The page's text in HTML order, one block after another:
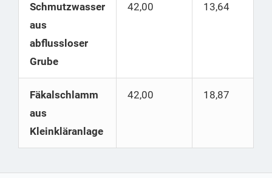
Schmutzwasser
aus
abflussloser
Grube
42,00 13,64
Fäkalschlamm
aus
Kleinkläranlage
42,00 18,87